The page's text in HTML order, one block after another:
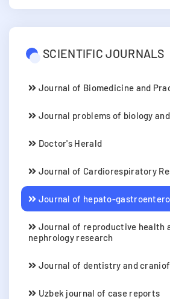
SCIENTIFIC JOURNALS
Journal of Biomedicine and
Journal problems of biology
Doctor's Herald
Journal of Cardiorespiratory
Journal of hepato-
Journal of reproductive health
nephrology research
Journal of dentistry and
Uzbek journal of case reports